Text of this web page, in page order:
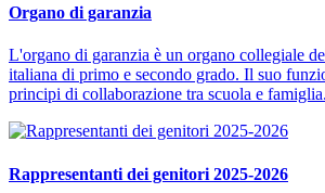
Organo di garanzia
L'organo di garanzia è un organo collegiale
italiana di primo e secondo grado. Il suo
principi di collaborazione tra scuola e famiglia.
Rappresentanti dei genitori 2025-2026